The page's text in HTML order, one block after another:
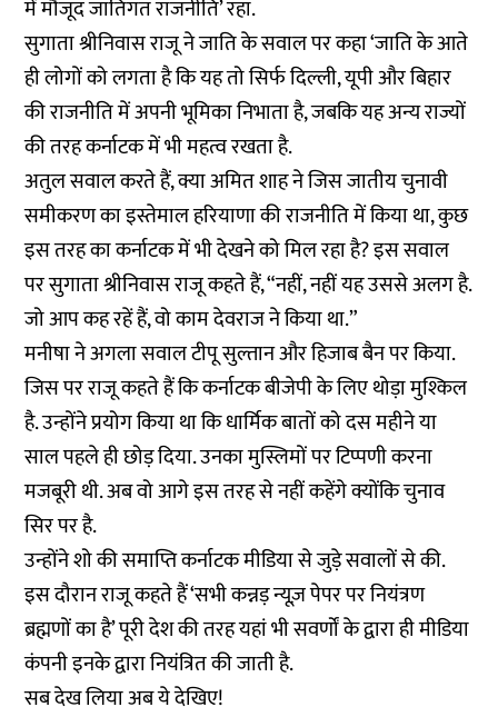
में मौजूद जातिगत राजनीति’ रहा.
सुगाता श्रीनिवास राजू ने जाति के सवाल पर कहा ‘जाति के आते
ही लोगों को लगता है कि यह तो सिर्फ दिल्ली, यूपी और बिहार
की राजनीति में अपनी भूमिका निभाता है, जबकि यह अन्य राज्यों
की तरह कर्नाटक में भी महत्व रखता है.
अतुल सवाल करते हैं, क्या अमित शाह ने जिस जातीय चुनावी
समीकरण का इस्तेमाल हरियाणा की राजनीति में किया था, कुछ
इस तरह का कर्नाटक में भी देखने को मिल रहा है? इस सवाल
पर सुगाता श्रीनिवास राजू कहते हैं, “नहीं, नहीं यह उससे अलग है.
जो आप कह रहें हैं, वो काम देवराज ने किया था.”
मनीषा ने अगला सवाल टीपू सुल्तान और हिजाब बैन पर किया.
जिस पर राजू कहते हैं कि कर्नाटक बीजेपी के लिए थोड़ा मुश्किल
है. उन्होंने प्रयोग किया था कि धार्मिक बातों को दस महीने या
साल पहले ही छोड़ दिया. उनका मुस्लिमों पर टिप्पणी करना
मजबूरी थी. अब वो आगे इस तरह से नहीं कहेंगे क्योंकि चुनाव
सिर पर है.
उन्होंने शो की समाप्ति कर्नाटक मीडिया से जुड़े सवालों से की.
इस दौरान राजू कहते हैं ‘सभी कन्नड़ न्यूज़ पेपर पर नियंत्रण
ब्रह्मणों का है’ पूरी देश की तरह यहां भी सवर्णों के द्वारा ही मीडिया
कंपनी इनके द्वारा नियंत्रित की जाती है.
सब देख लिया अब ये देखिए!